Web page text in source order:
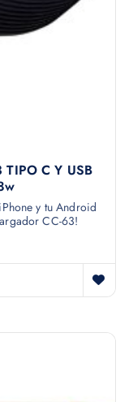
TIPO C Y USB
y tu Android
CC-63!